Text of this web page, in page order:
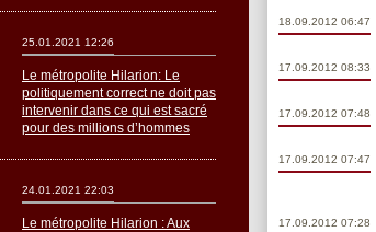
18.09.2012 06:47
17.09.2012 08:33
17.09.2012 07:48
17.09.2012 07:47
17.09.2012 07:28
25.01.2021 12:26
Le métropolite Hilarion: Le
politiquement correct ne doit pas
intervenir dans ce qui est sacré
pour des millions d’hommes
24.01.2021 22:03
Le métropolite Hilarion : Aux